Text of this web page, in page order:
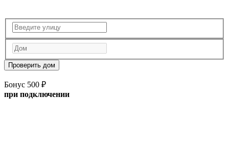
Проверить дом
Бонус 500 ₽
при подключении